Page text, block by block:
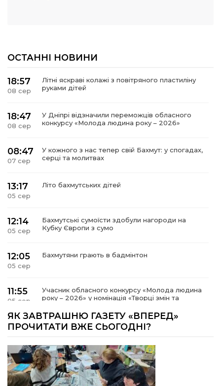
ОСТАННІ НОВИНИ
18:57
08 сер
Літні яскраві колажі з повітряного пластиліну
руками дітей
18:47
08 сер
У Дніпрі відзначили переможців обласного
конкурсу «Молода людина року – 2026»
08:47
07 сер
У кожного з нас тепер свій Бахмут: у спогадах,
серці та молитвах
13:17
05 сер
Літо бахмутських дітей
12:14
05 сер
Бахмутські сумоїсти здобули нагороди на
Кубку Європи з сумо
12:05
05 сер
Бахмутяни грають в бадмінтон
11:55
05 сер
Учасник обласного конкурсу «Молода людина
року – 2026» у номінація «Творці змін та
15:18
Мобільні клініки надали медичну допомогу 4
09:27
03 сер
ВПО можуть не платити за частину
комунальних послуг: про що йдеться
ЯК ЗАВТРАШНЮ ГАЗЕТУ «ВПЕРЕД»
ПРОЧИТАТИ ВЖЕ СЬОГОДНІ?